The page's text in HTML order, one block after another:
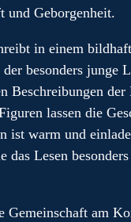
und Geborgenheit.
in einem
besonders junge
Beschreibungen der
lassen die
ist warm und
das Lesen
Gemeinschaft am